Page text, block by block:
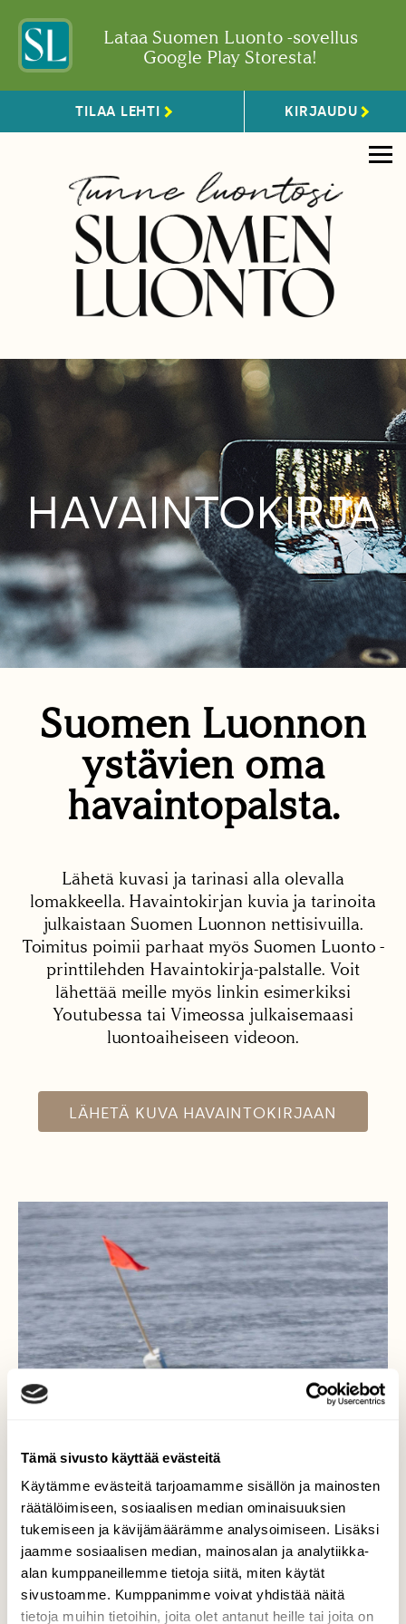
Tämä sivusto käyttää evästeitä
Käytämme evästeitä tarjoamamme sisällön ja mainosten
räätälöimiseen, sosiaalisen median ominaisuuksien
tukemiseen ja kävijämäärämme analysoimiseen. Lisäksi
jaamme sosiaalisen median, mainosalan ja analytiikka-
alan kumppaneillemme tietoja siitä, miten käytät
sivustoamme. Kumppanimme voivat yhdistää näitä
tietoja muihin tietoihin, joita olet antanut heille tai joita on
Lataa Suomen Luonto -sovellus
Google Play Storesta!
TILAA LEHTI KIRJAUDU
HAVAINTOKIRJA
Suomen Luonnon
ystävien oma
havaintopalsta.
Lähetä kuvasi ja tarinasi alla olevalla
lomakkeella. Havaintokirjan kuvia ja tarinoita
julkaistaan Suomen Luonnon nettisivuilla.
Toimitus poimii parhaat myös Suomen Luonto -
printtilehden Havaintokirja-palstalle. Voit
lähettää meille myös linkin esimerkiksi
Youtubessa tai Vimeossa julkaisemaasi
luontoaiheiseen videoon.
LÄHETÄ KUVA HAVAINTOKIRJAAN